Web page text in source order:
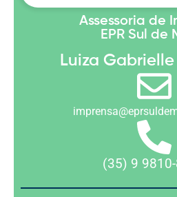
Assessoria de
EPR Sul de
Luiza
(35) 9